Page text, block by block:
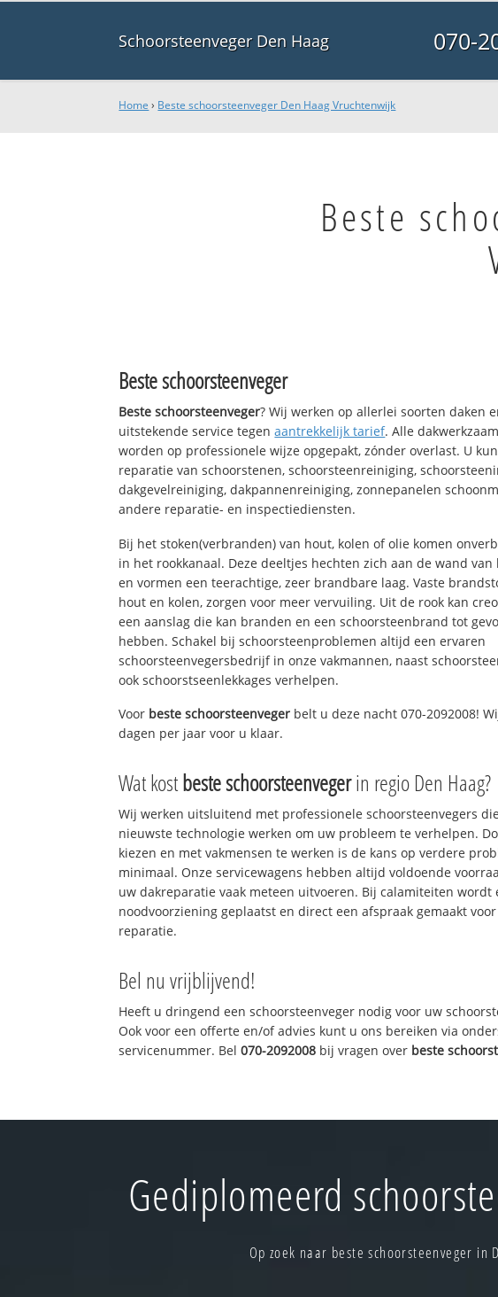
Schoorsteenveger Den Haag 070-
Home › Beste schoorsteenveger Den Haag Vruchtenwijk
Beste
Beste schoorsteenveger
Beste schoorsteenveger? Wij werken op allerlei soorten daken
uitstekende service tegenaantrekkelijk tarief. Alle
worden op professionele wijze opgepakt, zónder overlast. U
reparatie van schoorstenen, schoorsteenreiniging,
dakgevelreiniging, dakpannenreiniging, zonnepanelen
andere reparatie- en inspectiediensten.
Bij het stoken(verbranden) van hout, kolen of olie komen
in het rookkanaal. Deze deeltjes hechten zich aan de wand van
en vormen een teerachtige, zeer brandbare laag. Vaste
hout en kolen, zorgen voor meer vervuiling. Uit de rook kan
een aanslag die kan branden en een schoorsteenbrand tot
hebben. Schakel bij schoorsteenproblemen altijd een ervaren
schoorsteenvegersbedrijf in onze vakmannen, naast
ook schoorstseenlekkages verhelpen.
Voor beste schoorsteenveger belt u deze nacht 070-2092008!
dagen per jaar voor u klaar.
Wat kostbeste schoorsteenvegerin regio Den Haag?
Wij werken uitsluitend met professionele schoorsteenvegers
nieuwste technologie werken om uw probleem te verhelpen.
kiezen en met vakmensen te werken is de kans op verdere
minimaal. Onze servicewagens hebben altijd voldoende
uw dakreparatie vaak meteen uitvoeren. Bij calamiteiten wordt
noodvoorziening geplaatst en direct een afspraak gemaakt
reparatie.
Bel nu vrijblijvend!
Heeft u dringend een schoorsteenveger nodig voor uw
Ook voor een offerte en/of advies kunt u ons bereiken via
servicenummer. Bel070-2092008 bij vragen over beste
Gediplomeerd
Op zoek naar beste schoorsteenveger in